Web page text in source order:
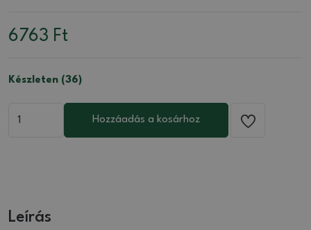
6763 Ft
Készleten (36)
Hozzáadás a kosárhoz
Leírás